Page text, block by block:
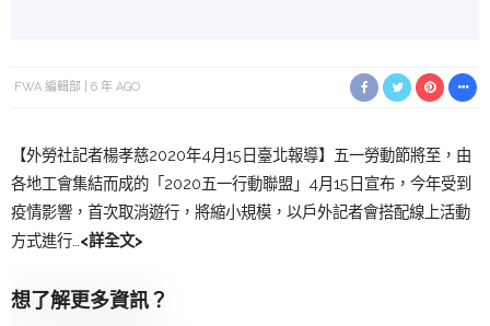
FWA 編輯部 6 年 AGO
【外勞社記者楊孝慈2020年4月15日臺北報導】五一勞動節將至，由
各地工會集結而成的「2020五一行動聯盟」4月15日宣布，今年受到
疫情影響，首次取消遊行，將縮小規模，以戶外記者會搭配線上活動
方式進行… <詳全文>
想了解更多資訊？